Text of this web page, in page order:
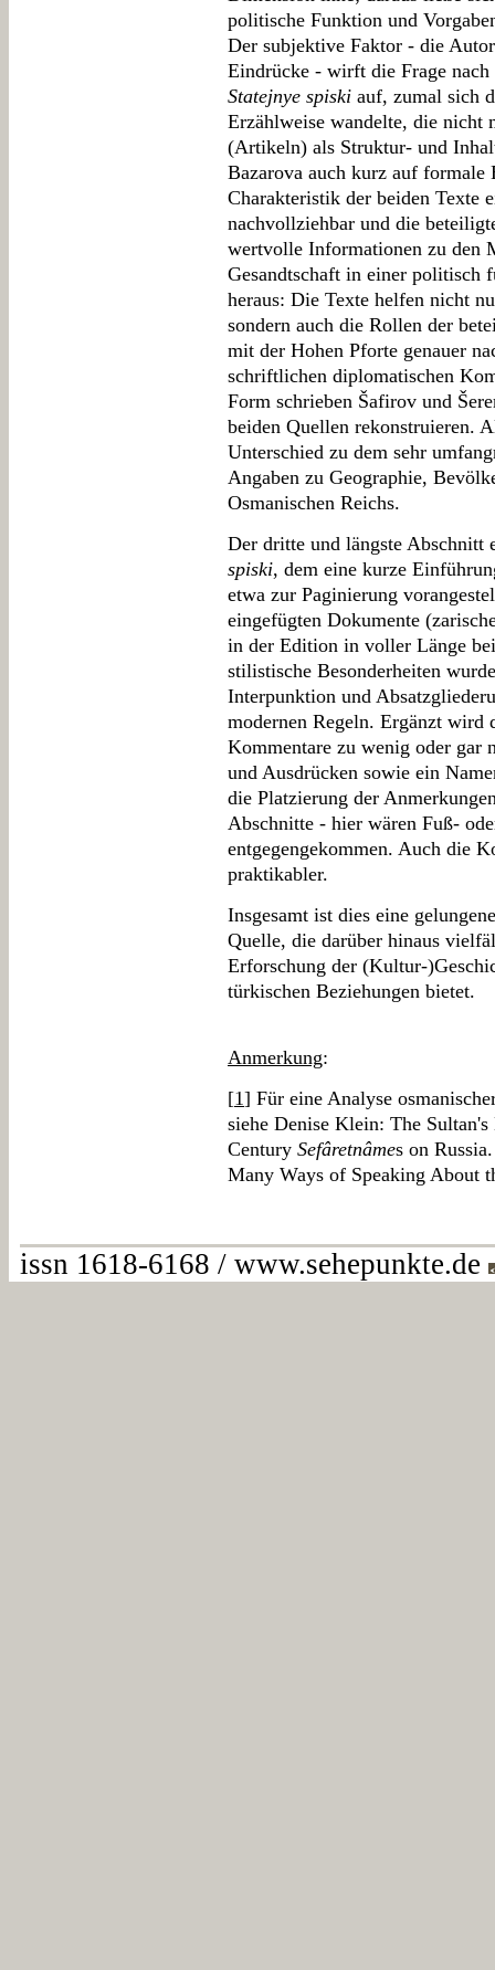
politische Funktion und
Der subjektive Faktor - die
Eindrücke - wirft die Frage
Statejnye spiski auf, zumal sich
Erzählweise wandelte, die nicht
(Artikeln) als Struktur- und
Bazarova auch kurz auf formale
Charakteristik der beiden Texte
nachvollziehbar und die
wertvolle Informationen zu den
Gesandtschaft in einer politisch
heraus: Die Texte helfen nicht
sondern auch die Rollen der
mit der Hohen Pforte genauer
schriftlichen diplomatischen
Form schrieben Šafirov und
beiden Quellen rekonstruieren.
Unterschied zu dem sehr
Angaben zu Geographie,
Osmanischen Reichs.
Der dritte und längste Abschnitt
spiski, dem eine kurze
etwa zur Paginierung
eingefügten Dokumente
in der Edition in voller Länge
stilistische Besonderheiten
Interpunktion und
modernen Regeln. Ergänzt wird
Kommentare zu wenig oder gar
und Ausdrücken sowie ein
die Platzierung der
Abschnitte - hier wären Fuß-
entgegengekommen. Auch die
praktikabler.
Insgesamt ist dies eine
Quelle, die darüber hinaus
Erforschung der (Kultur-
türkischen Beziehungen bietet.
Anmerkung:
[1] Für eine Analyse
siehe Denise Klein: The
Century Sefâretnâmes on
Many Ways of Speaking About
issn 1618-6168 / www.sehepunkte.de